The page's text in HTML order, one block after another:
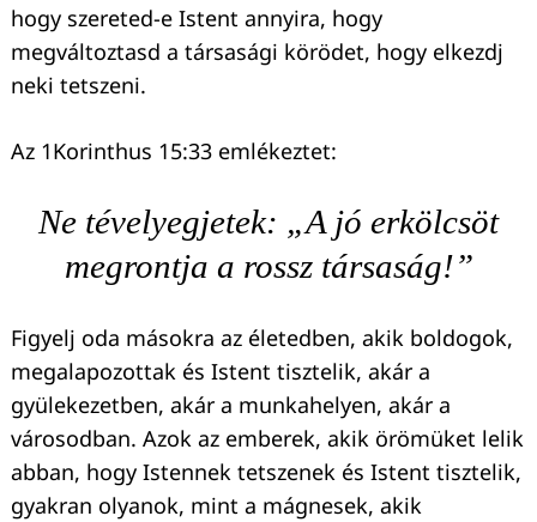
hogy szereted-e Istent annyira, hogy
megváltoztasd a társasági körödet, hogy elkezdj
neki tetszeni.
Az 1Korinthus 15:33 emlékeztet:
Ne tévelyegjetek: „A jó erkölcsöt
megrontja a rossz társaság!”
Figyelj oda másokra az életedben, akik boldogok,
megalapozottak és Istent tisztelik, akár a
gyülekezetben, akár a munkahelyen, akár a
városodban. Azok az emberek, akik örömüket lelik
abban, hogy Istennek tetszenek és Istent tisztelik,
gyakran olyanok, mint a mágnesek, akik